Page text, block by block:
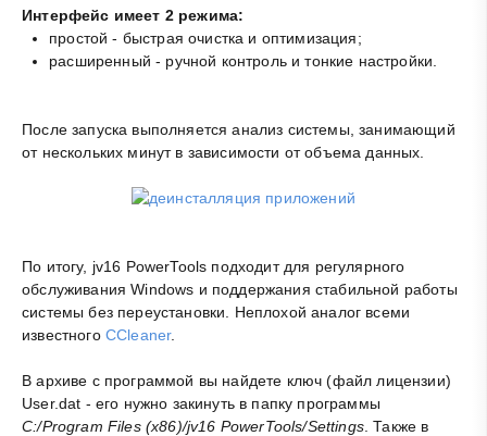
Интерфейс имеет 2 режима:
простой - быстрая очистка и оптимизация;
расширенный - ручной контроль и тонкие настройки.
После запуска выполняется анализ системы, занимающий
от нескольких минут в зависимости от объема данных.
По итогу, jv16 PowerTools подходит для регулярного
обслуживания Windows и поддержания стабильной работы
системы без переустановки. Неплохой аналог всеми
известного CCleaner.
В архиве с программой вы найдете ключ (файл лицензии)
User.dat - его нужно закинуть в папку программы
C:/Program Files (x86)/jv16 PowerTools/Settings. Также в